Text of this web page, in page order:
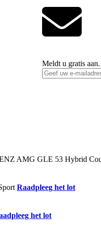
Meldt u gratis aan.
Raadpleeg het lot
het lot